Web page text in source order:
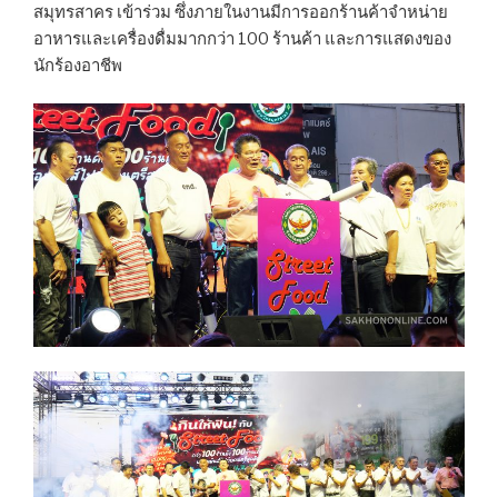
สมุทรสาคร เข้าร่วม ซึ่งภายในงานมีการออกร้านค้าจำหน่าย
อาหารและเครื่องดื่มมากกว่า 100 ร้านค้า และการแสดงของ
นักร้องอาชีพ